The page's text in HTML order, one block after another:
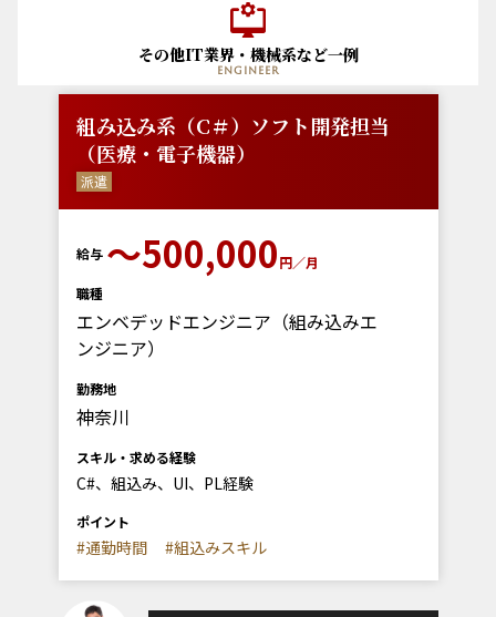
その他IT業界・機械系など一例
engineer
組み込み系（C＃）ソフト開発担当
（医療・電子機器）
派遣
給与 〜500,000円／月
職種
エンベデッドエンジニア（組み込みエ
ンジニア）
勤務地
神奈川
スキル・求める経験
C#、組込み、UI、PL経験
ポイント
#通勤時間 #組込みスキル